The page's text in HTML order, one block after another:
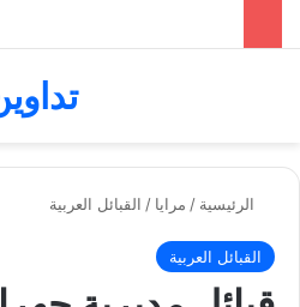
الرئيسية / مرايا / القبائل العربية
القبائل العربية